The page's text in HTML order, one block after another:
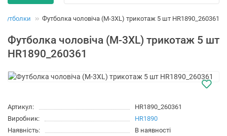
Футболки Футболка чоловіча (M-3XL) трикотаж 5 шт HR1890_260361
Футболка чоловіча (M-3XL) трикотаж 5 шт
HR1890_260361
Артикул:
HR1890_260361
Виробник:
HR1890
Наявність:
В наявності